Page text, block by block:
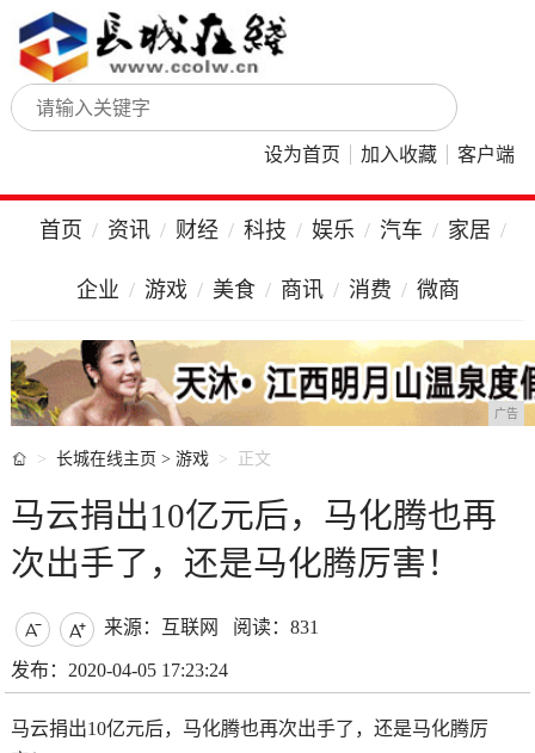
设为首页 加入收藏 客户端
首页 资讯 财经 科技 娱乐 汽车 家居
企业 游戏 美食 商讯 消费 微商
广告
 长城在线主页 > 游戏 正文
马云捐出10亿元后，马化腾也再
次出手了，还是马化腾厉害！
  来源：互联网 阅读：831
发布：2020-04-05 17:23:24
马云捐出10亿元后，马化腾也再次出手了，还是马化腾厉